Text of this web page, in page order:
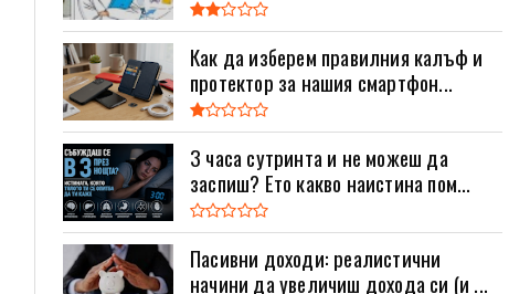
Как да изберем правилния калъф и
протектор за нашия смартфон...
3 часа сутринта и не можеш да
заспиш? Ето какво наистина пом...
Пасивни доходи: реалистични
начини да увеличиш дохода си (и ...